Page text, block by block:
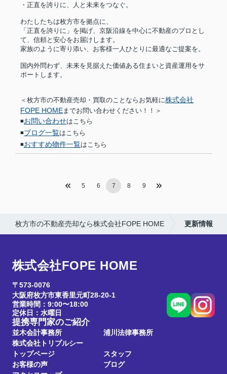
・正直を誇りに、人と未来をつなぐ。
わたしたちは枚方市を拠点に、
「正直を誇りに」を掲げ、京阪沿線を中心に不動産のプロとし
て、信頼と安心をお届けします。
家族のように寄り添い、お客様一人ひとりに最適なご提案を。
国内外問わず、未来を見据えた価値ある住まいと資産運用をサ
ポートします。
＜枚方市の不動産売却・買取のことならお気軽に株式会社
FOPE HOME までお問い合わせください！！＞
◾️お問い合わせはこちら
◾️ブログ一覧はこちら
◾️おすすめ物件一覧はこちら
5 6 7 8 9
枚方市の不動産売却なら株式会社FOPE HOME 更新情報
株式会社FOPE HOME
〒573-0076
大阪府枚方市東香里元町28-20-1
営業時間：9:00〜18:00
定休日：水曜日
提携専門家のご紹介
並木会計事務所
浦川法律事務所
株式会社トリプルシー
トップページ
スタッフ
お客様の声
ブログ